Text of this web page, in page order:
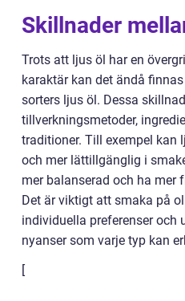
Skillnader
Trots att ljus öl har en
karaktär kan det ändå
sorters ljus öl. Dessa
tillverkningsmetoder,
traditioner. Till exempel kan
och mer lättillgänglig i
mer balanserad och ha mer
Det är viktigt att smaka på
individuella preferenser och
nyanser som varje typ kan
[